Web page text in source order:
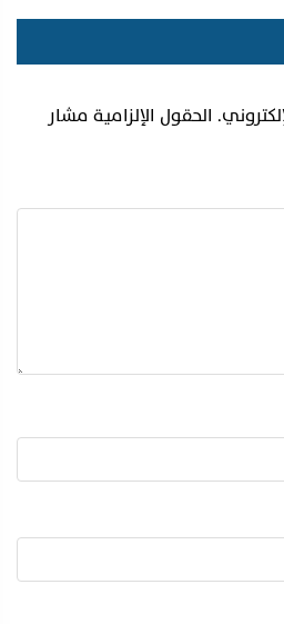
الحقول الإلزامية مشار